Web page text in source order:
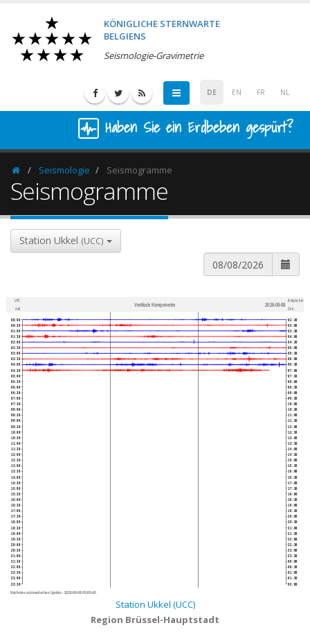
KÖNIGLICHE STERNWARTE
BELGIENS
Seismologie-Gravimetrie
DE EN FR NL
Haben Sie ein Erdbeben gespürt?
HomepageSeismologie Seismogramme
Seismogramme
Station Ukkel (UCC)
UTC
Zeit
Vertikale Komponente 2026-08-08
Belgischer
Zeit
00:00
00:30
01:00
01:30
02:00
02:30
03:00
03:30
04:00
04:30
05:00
05:30
06:00
06:30
07:00
07:30
08:00
08:30
09:00
09:30
10:00
10:30
11:00
11:30
12:00
12:30
13:00
13:30
14:00
14:30
15:00
15:30
16:00
16:30
17:00
17:30
18:00
18:30
19:00
19:30
20:00
20:30
21:00
21:30
22:00
22:30
23:00
23:30
02:30
03:00
03:30
04:00
04:30
05:00
05:30
06:00
06:30
07:00
07:30
08:00
08:30
09:00
09:30
10:00
10:30
11:00
11:30
12:00
12:30
13:00
13:30
14:00
14:30
15:00
15:30
16:00
16:30
17:00
17:30
18:00
18:30
19:00
19:30
20:00
20:30
21:00
21:30
22:00
22:30
23:00
23:30
00:00
00:30
01:00
01:30
02:00
Nächstes automatisches Update : 2026-08-08 05:05:40
Station Ukkel (UCC)
Region Brüssel-Hauptstadt